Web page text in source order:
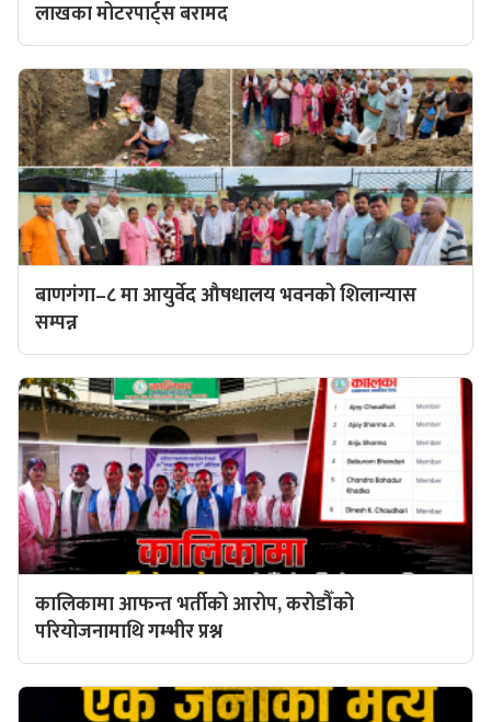
लाखका मोटरपार्ट्स बरामद
बाणगंगा–८ मा आयुर्वेद औषधालय भवनको शिलान्यास
सम्पन्न
कालिकामा आफन्त भर्तीको आरोप, करोडौँको
परियोजनामाथि गम्भीर प्रश्न